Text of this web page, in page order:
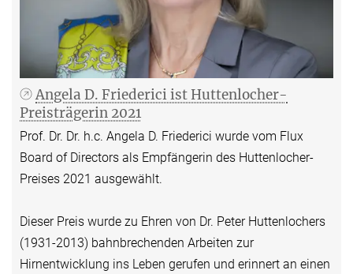
Angela D. Friederici ist Huttenlocher-
Preisträgerin 2021
Prof. Dr. Dr. h.c. Angela D. Friederici wurde vom Flux
Board of Directors als Empfängerin des Huttenlocher-
Preises 2021 ausgewählt.
Dieser Preis wurde zu Ehren von Dr. Peter Huttenlochers
(1931-2013) bahnbrechenden Arbeiten zur
Hirnentwicklung ins Leben gerufen und erinnert an einen